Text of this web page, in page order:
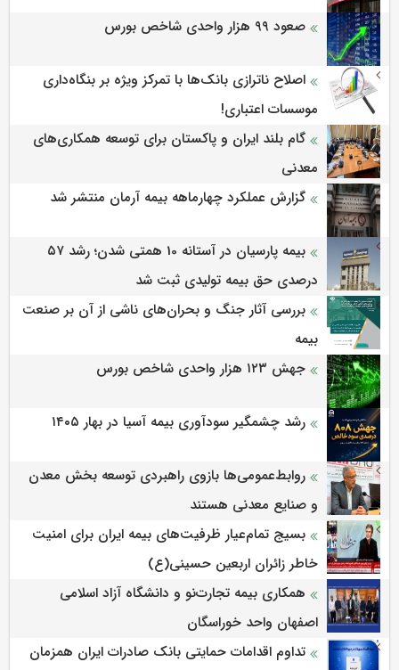
صعود ۹۹ هزار واحدی شاخص بورس
اصلاح ناترازی بانک‌ها با تمرکز ویژه بر بنگاه‌داری
موسسات اعتباری!
گام بلند ایران و پاکستان برای توسعه همکاری‌های
معدنی
گزارش عملکرد چهارماهه بیمه آرمان منتشر شد
بیمه پارسیان در آستانه 10 همتی شدن؛ رشد ۵۷
درصدی حق بیمه تولیدی ثبت شد
بررسی آثار جنگ و بحران‌های ناشی از آن بر صنعت
بیمه
جهش ۱۲۳ هزار واحدی شاخص بورس
رشد چشمگیر سودآوری بیمه آسیا در بهار ۱۴۰۵
روابط‌‌عمومی‌ها بازوی راهبردی توسعه بخش معدن
و صنایع معدنی هستند
بسیج تمام‌عیار ظرفیت‌های بیمه ایران برای امنیت
خاطر زائران اربعین حسینی(ع)
همکاری بیمه تجارت‌نو و دانشگاه آزاد اسلامی
اصفهان واحد خوراسگان
تداوم اقدامات حمایتی بانک صادرات ایران همزمان